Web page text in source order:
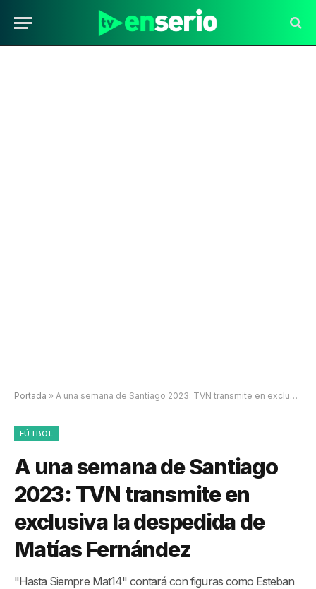
Portada » A una semana de Santiago 2023: TVN transmite en exclusiva la despedida de Matías Fernández
FÚTBOL
A una semana de Santiago
2023: TVN transmite en
exclusiva la despedida de
Matías Fernández
"Hasta Siempre Mat14" contará con figuras como Esteban